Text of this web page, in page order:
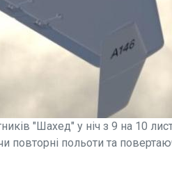
"Шахед" у ніч з 9 на 10
повторні польоти та